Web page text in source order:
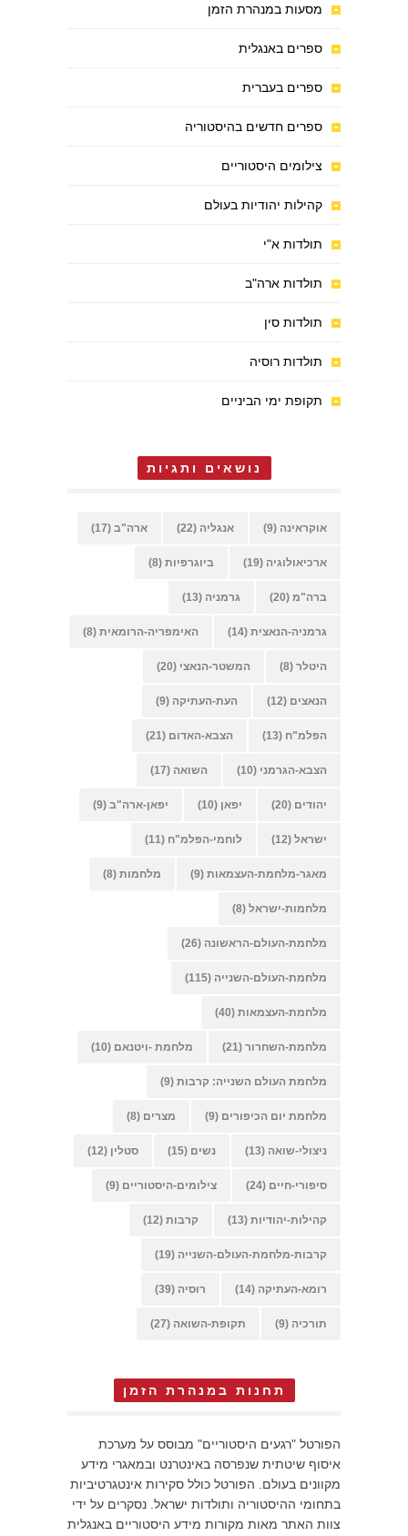
מסעות במנהרת הזמן
ספרים באנגלית
ספרים בעברית
ספרים חדשים בהיסטוריה
צילומים היסטוריים
קהילות יהודיות בעולם
תולדות א"י
תולדות ארה"ב
תולדות סין
תולדות רוסיה
תקופת ימי הביניים
נושאים ותגיות
אוקראינה (9) אנגליה (22) ארה"ב (17)
ארכיאולוגיה (19) ביוגרפיות (8)
ברה"מ (20) גרמניה (13)
גרמניה-הנאצית (14) האימפריה-הרומאית (8)
היטלר (8) המשטר-הנאצי (20)
הנאצים (12) העת-העתיקה (9)
הפלמ"ח (13) הצבא-האדום (21)
הצבא-הגרמני (10) השואה (17)
יהודים (20) יפאן (10) יפאן-ארה"ב (9)
ישראל (12) לוחמי-הפלמ"ח (11)
מאגר-מלחמת-העצמאות (9) מלחמות (8)
מלחמות-ישראל (8)
מלחמת-העולם-הראשונה (26)
מלחמת-העולם-השנייה (115)
מלחמת-העצמאות (40)
מלחמת-השחרור (21) מלחמת -ויטנאם (10)
מלחמת העולם השנייה: קרבות (9)
מלחמת יום הכיפורים (9) מצרים (8)
ניצולי-שואה (13) נשים (15) סטלין (12)
סיפורי-חיים (24) צילומים-היסטוריים (9)
קהילות-יהודיות (13) קרבות (12)
קרבות-מלחמת-העולם-השנייה (19)
רומא-העתיקה (14) רוסיה (39)
תורכיה (9) תקופת-השואה (27)
תחנות במנהרת הזמן
הפורטל "רגעים היסטוריים" מבוסס על מערכת
איסוף שיטתית שנפרסה באינטרנט ובמאגרי מידע
מקוונים בעולם. הפורטל כולל סקירות אינטגרטיביות
בתחומי ההיסטוריה ותולדות ישראל. נסקרים על ידי
צוות האתר מאות מקורות מידע היסטוריים באנגלית